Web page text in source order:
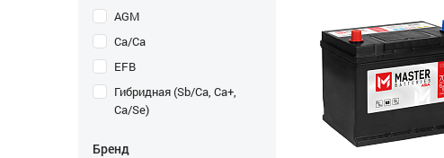
AGM
Ca/Ca
EFB
Гибридная (Sb/Ca, Ca+,
Ca/Se)
Бренд